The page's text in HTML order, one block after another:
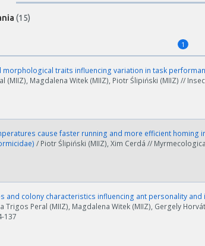
(15)
1
morphological traits influencing variation in task
(MIIZ), Magdalena Witek (MIIZ), Piotr Ślipiński (MIIZ) //
cause faster running and more efficient homing
/ Piotr Ślipiński (MIIZ), Xim Cerdá //
and colony characteristics influencing ant personality
Trigos Peral (MIIZ), Magdalena Witek (MIIZ), Gergely
137